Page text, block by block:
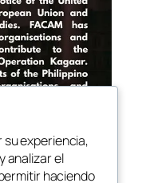
su experiencia,
analizar el
haciendo